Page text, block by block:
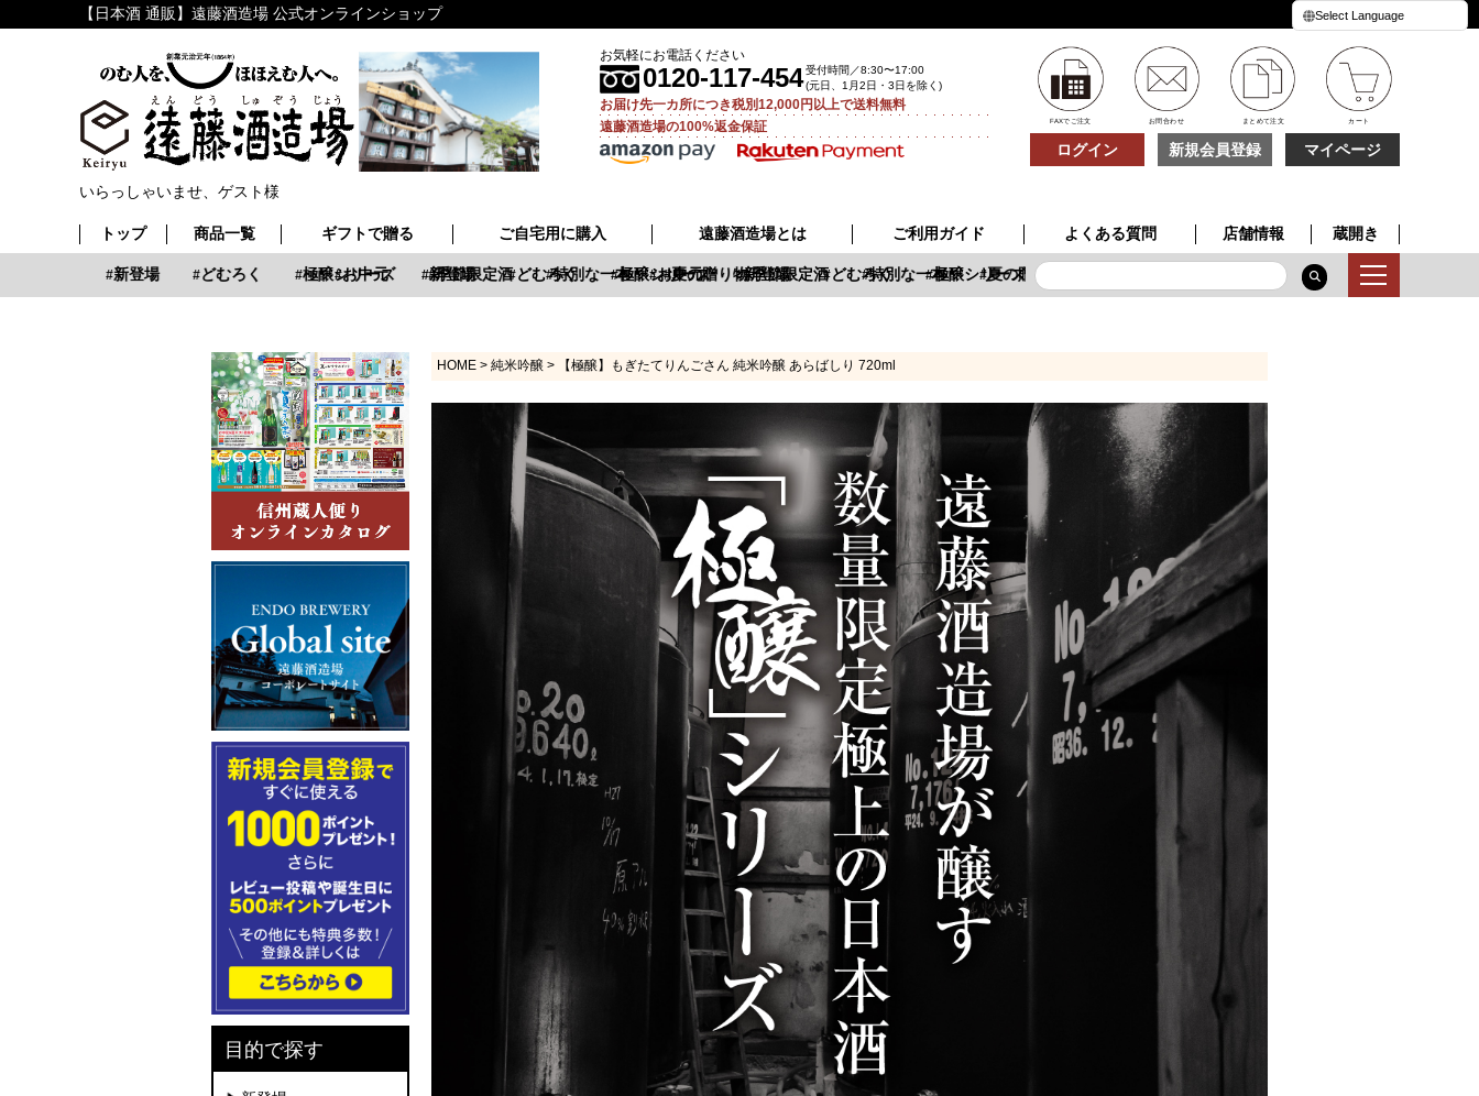
【日本酒 通販】遠藤酒造場 公式オンラインショップ
お気軽にお電話ください
0120-117-454受付時間／8:30〜17:00
(元日、1月2日・3日を除く)
お届け先一カ所につき税別12,000円以上で送料無料
遠藤酒造場の100%返金保証
FAXでご注文 お問合わせ まとめて注文 カート
ログイン 新規会員登録 マイページ
いらっしゃいませ、ゲスト様
トップ 商品一覧 ギフトで贈る ご自宅用に購入 遠藤酒造場とは ご利用ガイド よくある質問 店舗情報 蔵開き
新登場 どむろく 極醸シリーズ 季節限定酒 特別な一本 夏の贈り物
お中元 新登場 どむろく 極醸シリーズ 季節限定酒 特別な一本 夏の贈り物
お中元 新登場 どむろく 極醸シリーズ 夏の贈り物
目的で探す
HOME 純米吟醸 【極醸】もぎたてりんごさん 純米吟醸 あらばしり 720ml